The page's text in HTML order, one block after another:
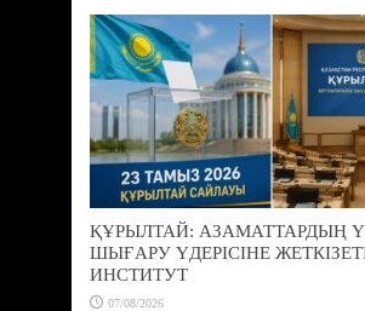
ҚҰРЫЛТАЙ: АЗАМАТТАРДЫҢ
ШЫҒАРУ ҮДЕРІСІНЕ
ИНСТИТУТ
07/08/2026